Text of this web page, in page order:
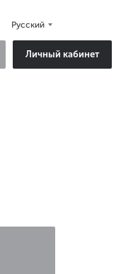
Русский
Личный кабинет